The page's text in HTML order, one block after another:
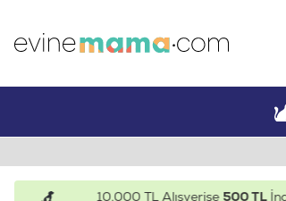
10.000 TL Alışverişe500 TLİndirim